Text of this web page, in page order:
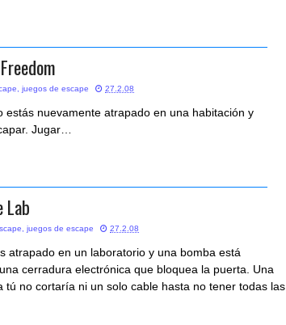
juegos de escape 27.2.08
estás nuevamente atrapado en una habitación y
Jugar…
Lab
juegos de escape 27.2.08
atrapado en un laboratorio y una bomba está
cerradura electrónica que bloquea la puerta. Una
tú no cortaría ni un solo cable hasta no tener todas las